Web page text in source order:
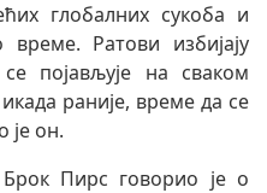
глобалних сукоба и
Ратови избијају
појављује на сваком
раније, време да се
је он.
Пирс говорио је о